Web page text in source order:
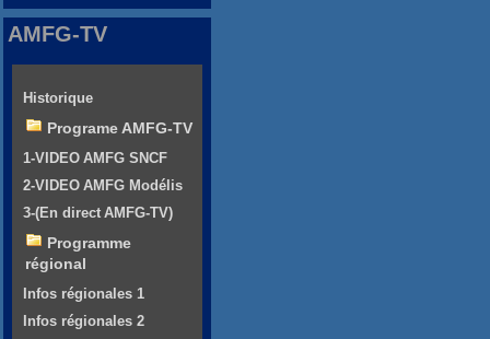
AMFG-TV
Historique
Programe AMFG-TV
1-VIDEO AMFG SNCF
2-VIDEO AMFG Modélis
3-(En direct AMFG-TV)
Programme
régional
Infos régionales 1
Infos régionales 2